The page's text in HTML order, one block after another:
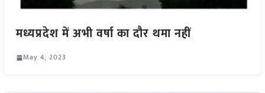
मध्यप्रदेश में अभी वर्षा का दौर थमा नहीं
May 4, 2023